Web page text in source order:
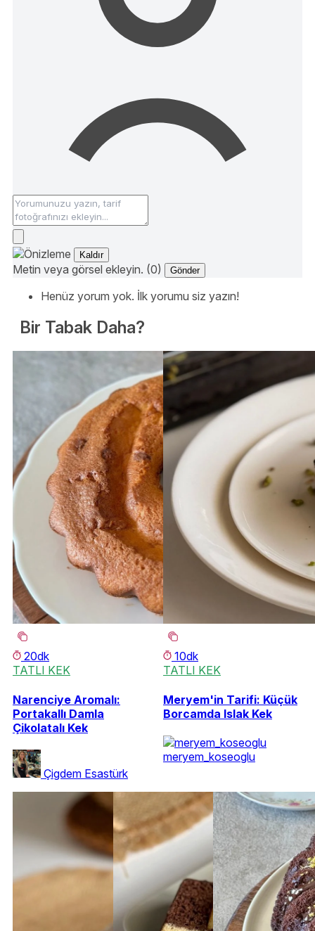
Kaldır
Metin veya görsel ekleyin. (0) Gönder
Henüz yorum yok. İlk yorumu siz yazın!
Bir Tabak Daha?
20dk
TATLI KEK
Narenciye Aromalı:
Portakallı Damla
Çikolatalı Kek
Çigdem Esastürk
10dk
TATLI KEK
Meryem'in Tarifi: Küçük
Borcamda Islak Kek
meryem_koseoglu